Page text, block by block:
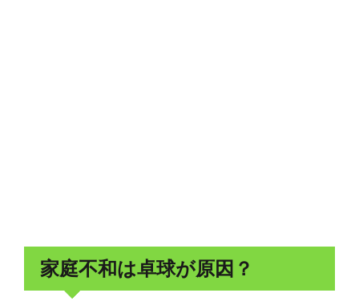
家庭不和は卓球が原因？